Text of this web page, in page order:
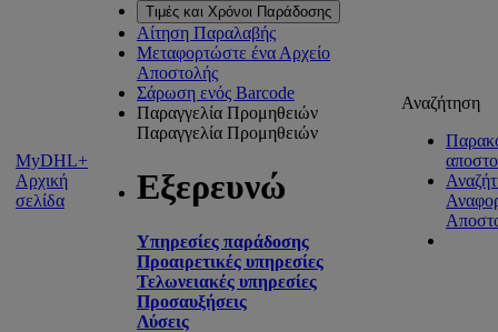
MyDHL+
Αρχική
σελίδα
Τιμές και Χρόνοι Παράδοσης
Αίτηση Παραλαβής
Μεταφορτώστε ένα Αρχείο
Αποστολής
Σάρωση ενός Barcode
Παραγγελία Προμηθειών
Παραγγελία Προμηθειών
Εξερευνώ
Υπηρεσίες παράδοσης
Προαιρετικές υπηρεσίες
Τελωνειακές υπηρεσίες
Προσαυξήσεις
Λύσεις
Αναζήτηση